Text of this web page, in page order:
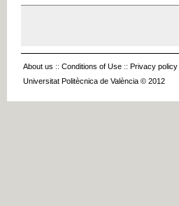
About us :: Conditions of Use :: Privacy policy
Universitat Politècnica de València © 2012